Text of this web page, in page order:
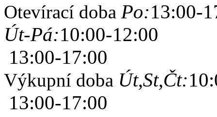
Otevírací doba Po:13:00-
Út-Pá:10:00-12:00
13:00-17:00
Výkupní doba Út,St,Čt:
13:00-17:00